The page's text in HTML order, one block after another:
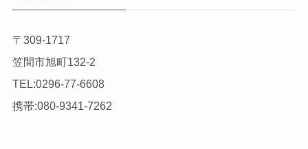
〒309-1717
笠間市旭町132-2
TEL:0296-77-6608
携帯:080-9341-7262